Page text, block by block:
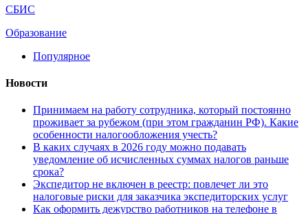
СБИС
Образование
Популярное
Новости
Принимаем на работу сотрудника, который постоянно
проживает за рубежом (при этом гражданин РФ). Какие
особенности налогообложения учесть?
В каких случаях в 2026 году можно подавать
уведомление об исчисленных суммах налогов раньше
срока?
Экспедитор не включен в реестр: повлечет ли это
налоговые риски для заказчика экспедиторских услуг
Как оформить дежурство работников на телефоне в